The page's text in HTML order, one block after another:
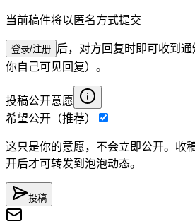
当前稿件将以匿名方式提交
登录/注册 后，对方回复时即可收到
你自己可见回复）。
投稿公开意愿
希望公开（推荐）
这只是你的意愿，不会立即公开。收
开后才可转发到泡泡动态。
投稿